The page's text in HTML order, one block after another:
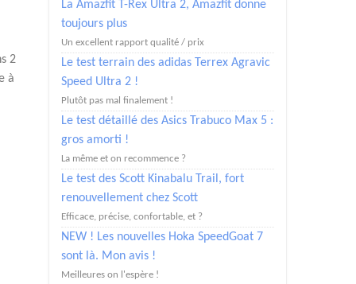
2
à
La Amazfit T-Rex Ultra 2, Amazfit donne
toujours plus
Un excellent rapport qualité / prix
Le test terrain des adidas Terrex Agravic
Speed Ultra 2 !
Plutôt pas mal finalement !
Le test détaillé des Asics Trabuco Max 5 :
gros amorti !
La même et on recommence ?
Le test des Scott Kinabalu Trail, fort
renouvellement chez Scott
Efficace, précise, confortable, et ?
NEW ! Les nouvelles Hoka SpeedGoat 7
sont là. Mon avis !
Meilleures on l'espère !